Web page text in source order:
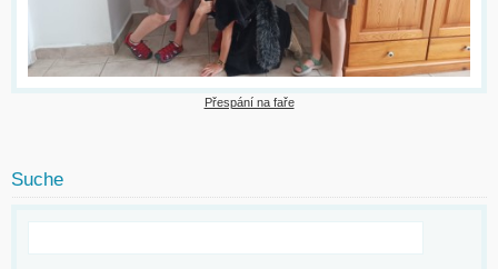
Přespání na faře
Suche